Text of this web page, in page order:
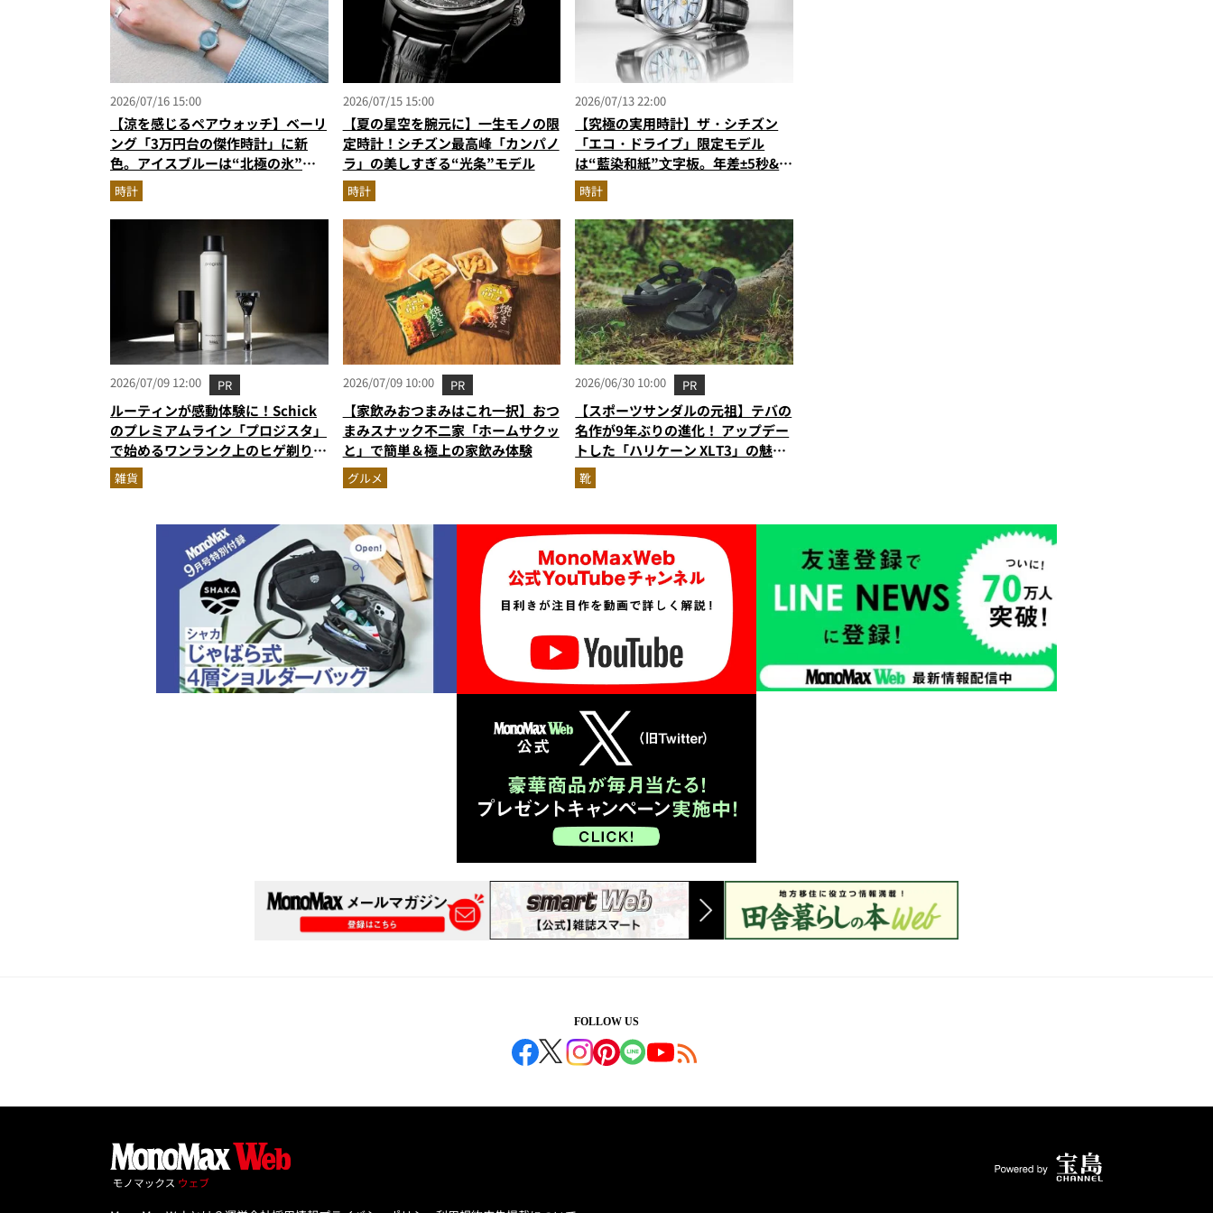
2026/07/16 15:00
【涼を感じるペアウォッチ】ベーリ
ング「3万円台の傑作時計」に新
色。アイスブルーは“北極の氷”を
思わせる美しさ
時計
2026/07/15 15:00
【夏の星空を腕元に】一生モノの限
定時計！シチズン最高峰「カンパノ
ラ」の美しすぎる“光条”モデル
時計
2026/07/13 22:00
【究極の実用時計】ザ・シチズン
「エコ・ドライブ」限定モデル
は“藍染和紙”⽂字板。年差±5秒&永
久カレンダー搭載の一生モノ
時計
2026/07/09 12:00 PR
ルーティンが感動体験に！Schick
のプレミアムライン「プロジスタ」
で始めるワンランク上のヒゲ剃り習
慣
雑貨
2026/07/09 10:00 PR
【家飲みおつまみはこれ一択】おつ
まみスナック不二家「ホームサクッ
と」で簡単＆極上の家飲み体験
グルメ
2026/06/30 10:00 PR
【スポーツサンダルの元祖】テバの
名作が9年ぶりの進化！ アップデー
トした「ハリケーン XLT3」の魅力
を識者があらゆる角度から徹底解
説！
靴
FOLLOW US